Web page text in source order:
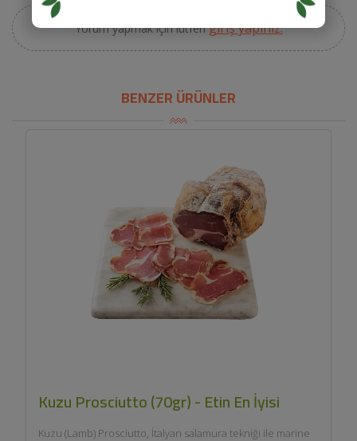
Yorum yapmak için lütfengiriş yapınız.
BENZER ÜRÜNLER
Kuzu Prosciutto (70gr) - Etin En İyisi
Kuzu (Lamb) Prosciutto, İtalyan salamura tekniği ile marine